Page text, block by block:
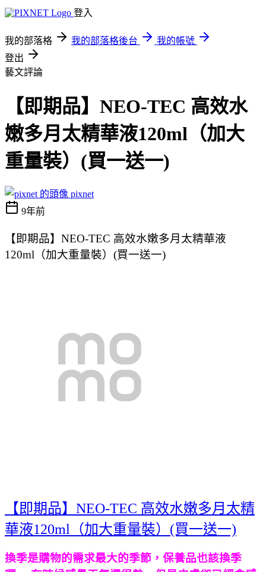
登入
我的部落格 我的部落格後台
我的帳號
登出
藝文評論
【即期品】NEO-TEC 高效水
嫩多月太精華液120ml（加大
重量裝）(買一送一)
pixnet
9年前
【即期品】NEO-TEC 高效水嫩多月太精華液
120ml（加大重量裝）(買一送一)
【即期品】NEO-TEC 高效水嫩多月太精
華液120ml（加大重量裝）(買一送一)
換季是購物的需求最大的季節，保養品也該換季